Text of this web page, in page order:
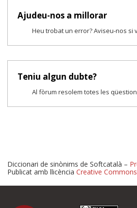
Ajudeu-nos a millorar
Heu trobat un error? Aviseu-nos si
Teniu algun dubte?
Al fòrum resolem totes les
Diccionari de sinònims de Softcatalà –
Publicat amb llicència Creative